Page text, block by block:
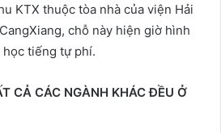
KTX thuộc tòa nhà của viện Hải
chỗ này hiện giờ hình
học tiếng tự phí.
CẢ CÁC NGÀNH KHÁC ĐỀU Ở